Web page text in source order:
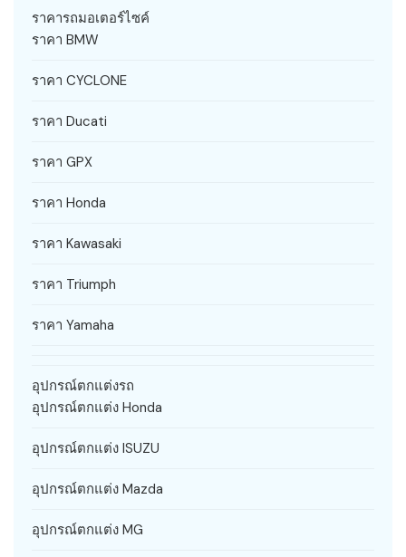
ราคารถมอเตอร์ไซค์
ราคา BMW
ราคา CYCLONE
ราคา Ducati
ราคา GPX
ราคา Honda
ราคา Kawasaki
ราคา Triumph
ราคา Yamaha
อุปกรณ์ตกแต่งรถ
อุปกรณ์ตกแต่ง Honda
อุปกรณ์ตกแต่ง ISUZU
อุปกรณ์ตกแต่ง Mazda
อุปกรณ์ตกแต่ง MG